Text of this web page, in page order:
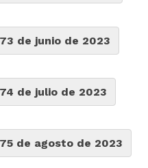
de junio de 2023
de julio de 2023
de agosto de 2023